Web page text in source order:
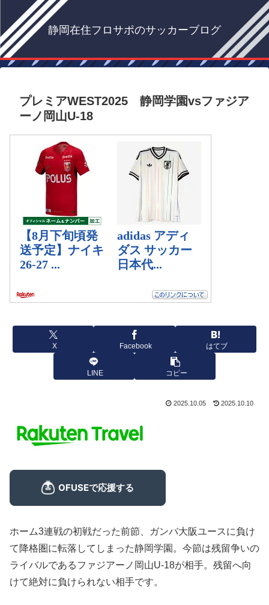
静岡在住フロサポのサッカーブログ
プレミアWEST2025 静岡学園vsファジア
ーノ岡山U-18
X Facebook はてブ
LINE コピー
2025.10.05 2025.10.10
ホーム3連戦の初戦だった前節、ガンバ大阪ユースに負け
て降格圏に転落してしまった静岡学園。今節は残留争いの
ライバルであるファジアーノ岡山U-18が相手。残留へ向
けて絶対に負けられない相手です。